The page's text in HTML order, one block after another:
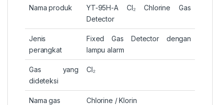
Nama produk
YT-95H-A Cl₂ Chlorine Gas
Detector
Jenis
perangkat
Fixed Gas Detector dengan
lampu alarm
Gas yang
dideteksi
Cl₂
Nama gas Chlorine / Klorin